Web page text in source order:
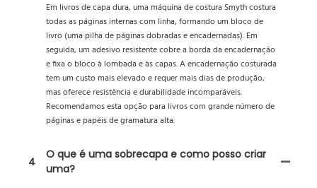
Em livros de capa dura, uma máquina de costura Smyth costura
todas as páginas internas com linha, formando um bloco de
livro (uma pilha de páginas dobradas e encadernadas). Em
seguida, um adesivo resistente cobre a borda da encadernação
e fixa o bloco à lombada e às capas. A encadernação costurada
tem um custo mais elevado e requer mais dias de produção,
mas oferece resistência e durabilidade incomparáveis.
Recomendamos esta opção para livros com grande número de
páginas e papéis de gramatura alta.
4
O que é uma sobrecapa e como posso criar
uma?